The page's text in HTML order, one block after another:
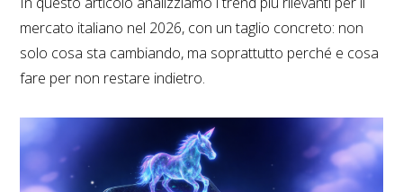
mercato italiano nel 2026, con un taglio concreto: non
solo cosa sta cambiando, ma soprattutto perché e cosa
fare per non restare indietro.